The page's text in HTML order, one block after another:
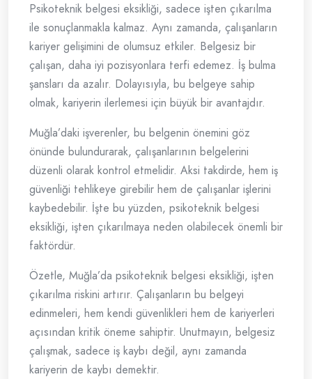
Psikoteknik belgesi eksikliği, sadece işten çıkarılma
ile sonuçlanmakla kalmaz. Aynı zamanda, çalışanların
kariyer gelişimini de olumsuz etkiler. Belgesiz bir
çalışan, daha iyi pozisyonlara terfi edemez. İş bulma
şansları da azalır. Dolayısıyla, bu belgeye sahip
olmak, kariyerin ilerlemesi için büyük bir avantajdır.
Muğla’daki işverenler, bu belgenin önemini göz
önünde bulundurarak, çalışanlarının belgelerini
düzenli olarak kontrol etmelidir. Aksi takdirde, hem iş
güvenliği tehlikeye girebilir hem de çalışanlar işlerini
kaybedebilir. İşte bu yüzden, psikoteknik belgesi
eksikliği, işten çıkarılmaya neden olabilecek önemli bir
faktördür.
Özetle, Muğla’da psikoteknik belgesi eksikliği, işten
çıkarılma riskini artırır. Çalışanların bu belgeyi
edinmeleri, hem kendi güvenlikleri hem de kariyerleri
açısından kritik öneme sahiptir. Unutmayın, belgesiz
çalışmak, sadece iş kaybı değil, aynı zamanda
kariyerin de kaybı demektir.